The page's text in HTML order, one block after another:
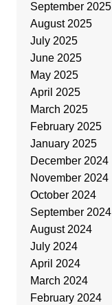
September 2025
August 2025
July 2025
June 2025
May 2025
April 2025
March 2025
February 2025
January 2025
December 2024
November 2024
October 2024
September 2024
August 2024
July 2024
April 2024
March 2024
February 2024